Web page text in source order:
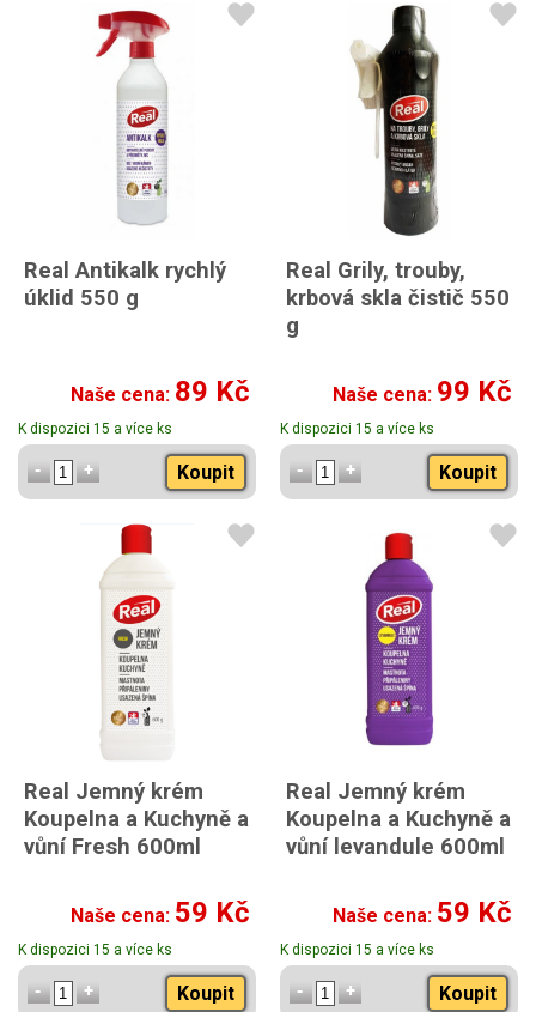
Real Antikalk rychlý
úklid 550 g
Naše cena: 89 Kč
K dispozici 15 a více ks
Koupit
Real Grily, trouby,
krbová skla čistič 550
g
Naše cena: 99 Kč
K dispozici 15 a více ks
Koupit
Real Jemný krém
Koupelna a Kuchyně a
vůní Fresh 600ml
Naše cena: 59 Kč
K dispozici 15 a více ks
Koupit
Real Jemný krém
Koupelna a Kuchyně a
vůní levandule 600ml
Naše cena: 59 Kč
K dispozici 15 a více ks
Koupit